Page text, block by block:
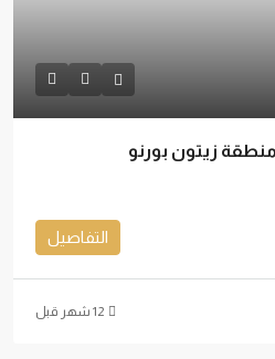
زيتون بورنو
التفاصيل